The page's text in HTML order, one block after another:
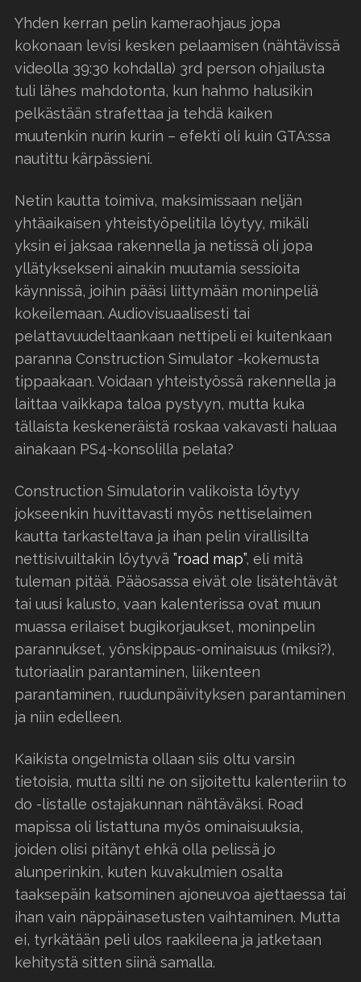
Yhden kerran pelin kameraohjaus jopa
kokonaan levisi kesken pelaamisen (nähtävissä
videolla 39:30 kohdalla) 3rd person ohjailusta
tuli lähes mahdotonta, kun hahmo halusikin
pelkästään strafettaa ja tehdä kaiken
muutenkin nurin kurin – efekti oli kuin GTA:ssa
nautittu kärpässieni.
Netin kautta toimiva, maksimissaan neljän
yhtäaikaisen yhteistyöpelitila löytyy, mikäli
yksin ei jaksaa rakennella ja netissä oli jopa
yllätyksekseni ainakin muutamia sessioita
käynnissä, joihin pääsi liittymään moninpeliä
kokeilemaan. Audiovisuaalisesti tai
pelattavuudeltaankaan nettipeli ei kuitenkaan
paranna Construction Simulator -kokemusta
tippaakaan. Voidaan yhteistyössä rakennella ja
laittaa vaikkapa taloa pystyyn, mutta kuka
tällaista keskeneräistä roskaa vakavasti haluaa
ainakaan PS4-konsolilla pelata?
Construction Simulatorin valikoista löytyy
jokseenkin huvittavasti myös nettiselaimen
kautta tarkasteltava ja ihan pelin virallisilta
nettisivuiltakin löytyvä ”road map”, eli mitä
tuleman pitää. Pääosassa eivät ole lisätehtävät
tai uusi kalusto, vaan kalenterissa ovat muun
muassa erilaiset bugikorjaukset, moninpelin
parannukset, yönskippaus-ominaisuus (miksi?),
tutoriaalin parantaminen, liikenteen
parantaminen, ruudunpäivityksen parantaminen
ja niin edelleen.
Kaikista ongelmista ollaan siis oltu varsin
tietoisia, mutta silti ne on sijoitettu kalenteriin to
do -listalle ostajakunnan nähtäväksi. Road
mapissa oli listattuna myös ominaisuuksia,
joiden olisi pitänyt ehkä olla pelissä jo
alunperinkin, kuten kuvakulmien osalta
taaksepäin katsominen ajoneuvoa ajettaessa tai
ihan vain näppäinasetusten vaihtaminen. Mutta
ei, tyrkätään peli ulos raakileena ja jatketaan
kehitystä sitten siinä samalla.